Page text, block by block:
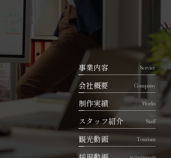
事業内容 Service
会社概要 Company
制作実績 Works
スタッフ紹介 Staff
観光動画 Tourism